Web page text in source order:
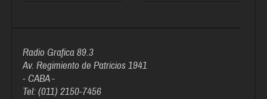
Radio Grafica 89.3
Av. Regimiento de Patricios 1941
- CABA -
Tel: (011) 2150-7456